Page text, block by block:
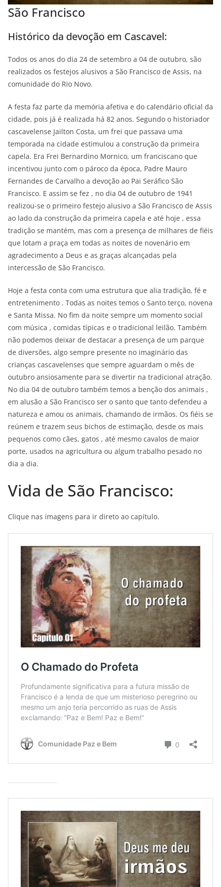
São Francisco
Histórico da devoção em Cascavel:
Todos os anos do dia 24 de setembro a 04 de outubro, são
realizados os festejos alusivos a São Francisco de Assis, na
comunidade do Rio Novo.
A festa faz parte da memória afetiva e do calendário oficial da
cidade, pois já é realizada há 82 anos. Segundo o historiador
cascavelense Jailton Costa, um frei que passava uma
temporada na cidade estimulou a construção da primeira
capela. Era Frei Bernardino Mornico, um franciscano que
incentivou junto com o pároco da época, Padre Mauro
Fernandes de Carvalho a devoção ao Pai Seráfico São
Francisco. E assim se fez , no dia 04 de outubro de 1941
realizou-se o primeiro festejo alusivo a São Francisco de Assis
ao lado da construção da primeira capela e até hoje , essa
tradição se mantém, mas com a presença de milhares de fiéis
que lotam a praça em todas as noites de novenário em
agradecimento a Deus e as graças alcançadas pela
intercessão de São Francisco.
Hoje a festa conta com uma estrutura que alia tradição, fé e
entretenimento . Todas as noites temos o Santo terço, novena
e Santa Missa. No fim da noite sempre um momento social
com música , comidas típicas e o tradicional leilão. Também
não podemos deixar de destacar a presença de um parque
de diversões, algo sempre presente no imaginário das
crianças cascavelenses que sempre aguardam o mês de
outubro ansiosamente para se divertir na tradicional atração.
No dia 04 de outubro também temos a benção dos animais ,
em alusão a São Francisco ser o santo que tanto defendeu a
natureza e amou os animais, chamando de irmãos. Os fiéis se
reúnem e trazem seus bichos de estimação, desde os mais
pequenos como cães, gatos , até mesmo cavalos de maior
porte, usados na agricultura ou algum trabalho pesado no
dia a dia.
Vida de São Francisco:
Clique nas imagens para ir direto ao capítulo.